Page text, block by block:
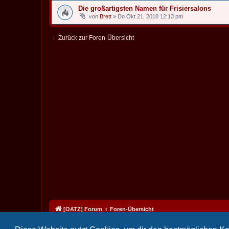
Die großartigsten Namen für Frisiersalons
von Brett » Do Okt 21, 2010 12:13 pm
Zurück zur Foren-Übersicht
[OATZ] Forum Foren-Übersicht